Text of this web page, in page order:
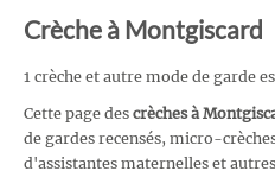
Crèche à Montgiscard
1 crèche et autre mode de garde
Cette page des crèches à
de gardes recensés, micro-
d'assistantes maternelles et